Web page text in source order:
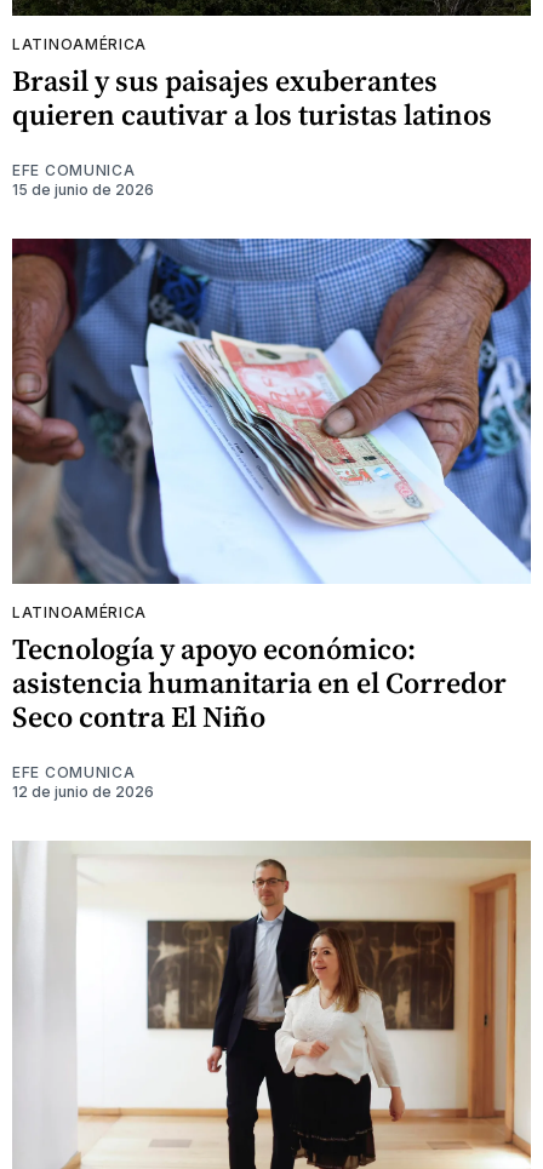
LATINOAMÉRICA
Brasil y sus paisajes exuberantes
quieren cautivar a los turistas latinos
EFE COMUNICA
15 de junio de 2026
LATINOAMÉRICA
Tecnología y apoyo económico:
asistencia humanitaria en el Corredor
Seco contra El Niño
EFE COMUNICA
12 de junio de 2026